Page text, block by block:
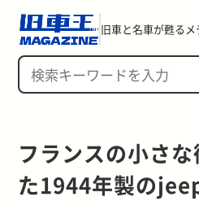
旧車と名車が甦るメ
フランスの小さ
た1944年製の